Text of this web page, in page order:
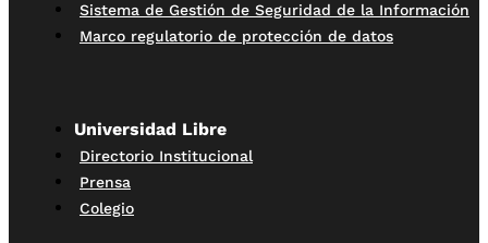
Sistema de Gestión de Seguridad de la Información
Marco regulatorio de protección de datos
Universidad Libre
Directorio Institucional
Prensa
Colegio